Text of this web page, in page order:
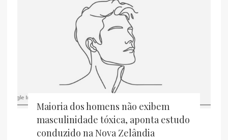
Maioria dos homens não exibem
masculinidade tóxica, aponta estudo
conduzido na Nova Zelândia